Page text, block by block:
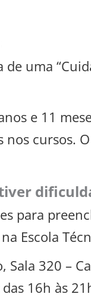
uma
e 11
cursos.
para
Escola
Sala 320 –
16h às